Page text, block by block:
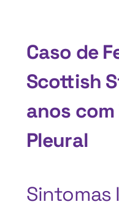
Caso de
Scottish
anos com
Pleural
Sintomas